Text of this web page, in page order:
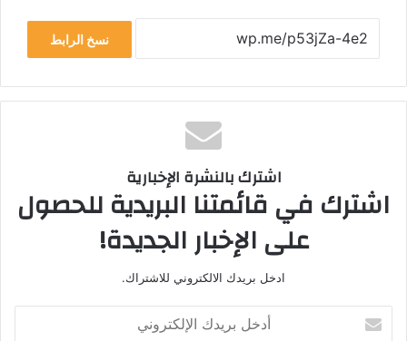
نسخ الرابط
اشترك بالنشرة الإخبارية
اشترك في قائمتنا البريدية للحصول
على الإخبار الجديدة!
ادخل بريدك الالكتروني للاشتراك.